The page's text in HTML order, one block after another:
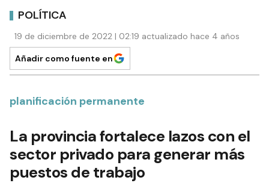
POLÍTICA
19 de diciembre de 2022 | 02:19 actualizado hace 4 años
Añadir como fuente en
planificación permanente
La provincia fortalece lazos con el
sector privado para generar más
puestos de trabajo